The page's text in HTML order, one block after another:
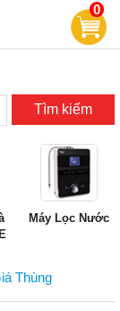
0
Tìm kiếm
Máy Lọc Nước
Thùng